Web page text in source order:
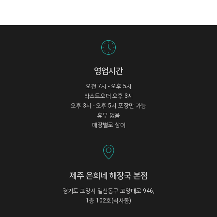
영업시간
오전 7시 - 오후 5시
라스트오더 오후 3시
오후 3시 - 오후 5시 포장만 가능
휴무 없음
매장별로 상이
제주 은희네 해장국 본점
경기도 고양시 일산동구 고양대로 946,
1층 102호(식사동)